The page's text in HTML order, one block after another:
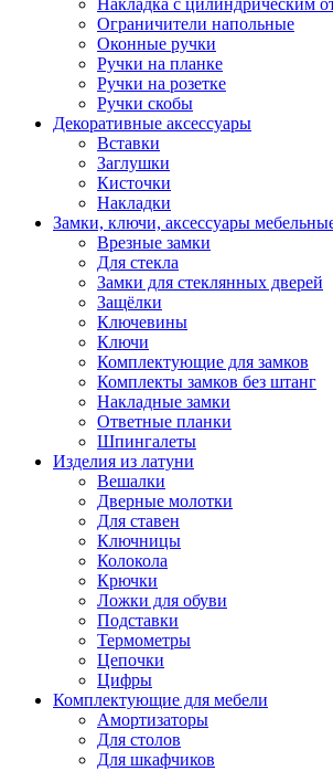
Накладка с цилиндрическим
Ограничители напольные
Оконные ручки
Ручки на планке
Ручки на розетке
Ручки скобы
Декоративные аксессуары
Вставки
Заглушки
Кисточки
Накладки
Замки, ключи, аксессуары
Врезные замки
Для стекла
Замки для стеклянных дверей
Защёлки
Ключевины
Ключи
Комплектующие для замков
Комплекты замков без штанг
Накладные замки
Ответные планки
Шпингалеты
Изделия из латуни
Вешалки
Дверные молотки
Для ставен
Ключницы
Колокола
Крючки
Ложки для обуви
Подставки
Термометры
Цепочки
Цифры
Комплектующие для мебели
Амортизаторы
Для столов
Для шкафчиков